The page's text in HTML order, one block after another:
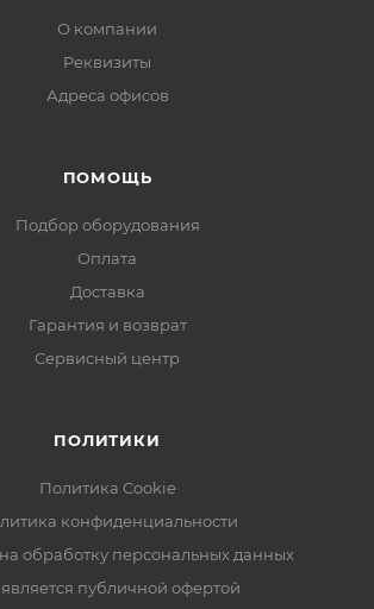
О компании
Реквизиты
Адреса офисов
ПОМОЩЬ
Подбор оборудования
Оплата
Доставка
Гарантия и возврат
Сервисный центр
ПОЛИТИКИ
Политика Cookie
конфиденциальности
обработку персональных данных
публичной офертой